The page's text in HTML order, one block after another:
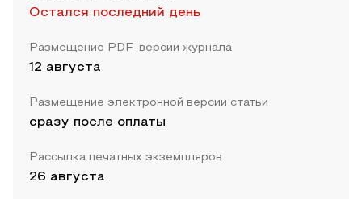
Остался последний день
Размещение PDF-версии журнала
12 августа
Размещение электронной версии статьи
сразу после оплаты
Рассылка печатных экземпляров
26 августа